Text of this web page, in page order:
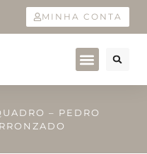
MINHA CONTA
– PEDRO